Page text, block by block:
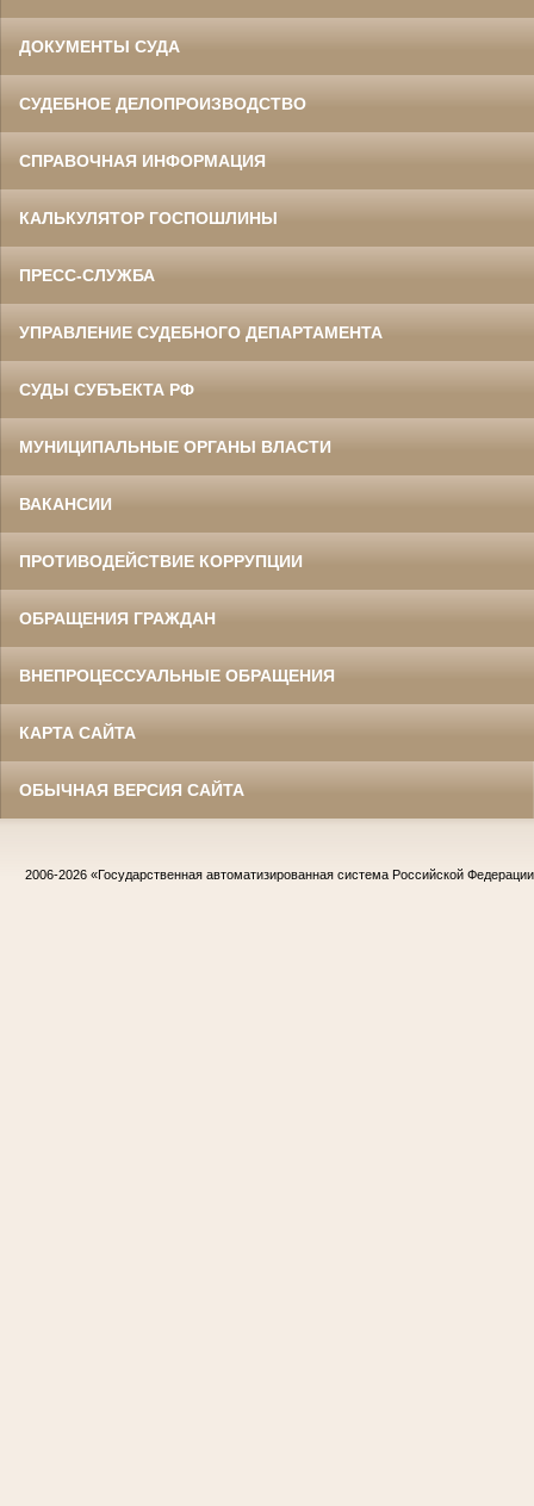
ДОКУМЕНТЫ СУДА
СУДЕБНОЕ ДЕЛОПРОИЗВОДСТВО
СПРАВОЧНАЯ ИНФОРМАЦИЯ
КАЛЬКУЛЯТОР ГОСПОШЛИНЫ
ПРЕСС-СЛУЖБА
УПРАВЛЕНИЕ СУДЕБНОГО ДЕПАРТАМЕНТА
СУДЫ СУБЪЕКТА РФ
МУНИЦИПАЛЬНЫЕ ОРГАНЫ ВЛАСТИ
ВАКАНСИИ
ПРОТИВОДЕЙСТВИЕ КОРРУПЦИИ
ОБРАЩЕНИЯ ГРАЖДАН
ВНЕПРОЦЕССУАЛЬНЫЕ ОБРАЩЕНИЯ
КАРТА САЙТА
ОБЫЧНАЯ ВЕРСИЯ САЙТА
2006-2026 «Государственная автоматизированная система Российской